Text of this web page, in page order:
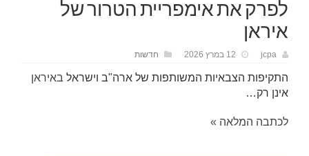
לפרק את אימפריית הטרור של
איראן
jcpa 12 במרץ 2026 חדשות
התקיפות הצבאיות המשותפות של ארה"ב וישראל באיראן
אינן רק…
לכתבה המלאה »